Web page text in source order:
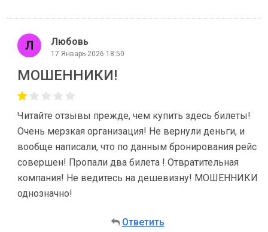
Любовь
17 Январь 2026 18:50
МОШЕННИКИ!
Читайте отзывы прежде, чем купить здесь билеты!
Очень мерзкая организация! Не вернули деньги, и
вообще написали, что по данным бронирования рейс
совершен! Пропали два билета ! Отвратительная
компания! Не ведитесь на дешевизну! МОШЕННИКИ
однозначно!
Ответить